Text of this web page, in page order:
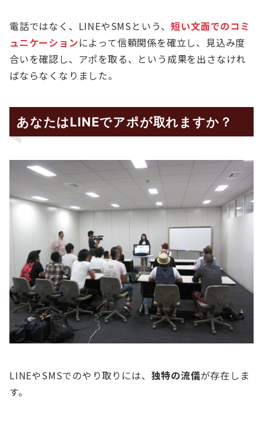
電話ではなく、LINEやSMSという、短い文面でのコミ
ュニケーションによって信頼関係を確立し、見込み度
合いを確認し、アポを取る、という成果を出さなけれ
ばならなくなりました。
あなたはLINEでアポが取れますか？
LINEやSMSでのやり取りには、 独特の流儀が存在しま
す。